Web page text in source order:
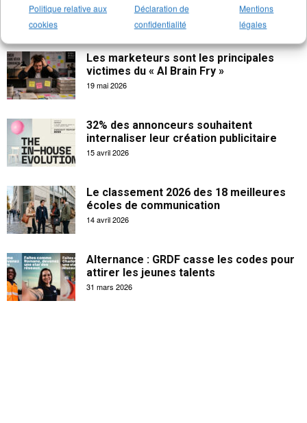
Politique relative aux
cookies
Déclaration de
confidentialité
Mentions
légales
bureau qui exaspèrent les...
Les marketeurs sont les principales
victimes du « AI Brain Fry »
19 mai 2026
32% des annonceurs souhaitent
internaliser leur création publicitaire
15 avril 2026
Le classement 2026 des 18 meilleures
écoles de communication
14 avril 2026
Alternance : GRDF casse les codes pour
attirer les jeunes talents
31 mars 2026